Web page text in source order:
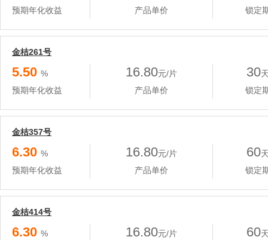
预期年化收益
产品单价
锁定
金桔261号
5.50 %
预期年化收益
16.80元/片
产品单价
30
锁定
金桔357号
6.30 %
预期年化收益
16.80元/片
产品单价
60
锁定
金桔414号
6.30 %
16.80元/片
60